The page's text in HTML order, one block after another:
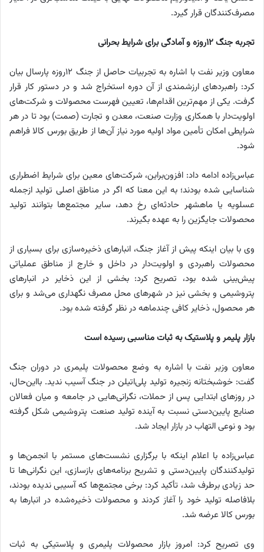
مصرف‌کنندگان قرار گیرد.
تجربه جنگ ۱۲روزه و آمادگی برای شرایط بحرانی
معاون وزیر نفت با اشاره به تجربیات حاصل از جنگ ۱۲روزه پارسال بیان
کرد: راهبردهای ارزشمندی از آن دوره استخراج شد و در دستور کار قرار
گرفت. یکی از مهم‌ترین اقدام‌ها، تعیین فهرست محصولات و شرکت‌های
اولویت‌دار با همکاری وزارت صنعت، معدن و تجارت (صمت) بود تا در هر
شرایطی امکان تأمین مواد اولیه مورد نیاز آن‌ها از طریق بورس کالا فراهم
شود.
عباس‌زاده ادامه داد: افزون‌براین، شرکت‌های معین برای شرایط اضطراری
شناسایی شده بودند؛ به این معنا که اگر در مناطق اصلی تولید ازجمله
عسلویه یا ماهشهر حادثه‌ای رخ دهد، سایر مجتمع‌ها بتوانند تولید
محصولات جایگزین را به عهده بگیرند.
وی با بیان اینکه پیش از آغاز جنگ، انبارهای ذخیره‌سازی برای بسیاری از
محصولات راهبردی و اولویت‌دار در داخل و خارج از مناطق عملیاتی
پیش‌بینی شده بود، تصریح کرد: بخشی از این ذخایر در انبارهای
پتروشیمی و بخشی نیز در شهرهای محل مصرف نگهداری می‌شد و برای
هر محصول، ذخایر کافی چندماهه در نظر گرفته شده بود.
بازار پلیمر و پلاستیک به ثبات مناسبی رسیده است
معاون وزیر نفت با اشاره به وضع محصولات پلیمری در دوران جنگ
گفت: خوشبختانه زنجیره تولید پلی‌اتیلن در جنگ آسیب ندید. بااین‌حال،
در روزهای ابتدایی پس از حملات، نگرانی‌هایی در جامعه و میان فعالان
صنایع پایین‌دستی نسبت به آینده تولید صنعت پتروشیمی شکل گرفته
بود و نوعی التهاب در بازار ایجاد شد.
عباس‌زاده با اعلام اینکه با برگزاری نشست‌های مستمر با انجمن‌ها و
تولیدکنندگان پایین‌دستی و تشریح برنامه‌های بازسازی، این نگرانی‌ها تا
حد زیادی برطرف شد، تأکید کرد: برخی مجتمع‌ها که آسیبی ندیده بودند،
بلافاصله تولید خود را آغاز کردند و محصولات ذخیره‌شده در انبارها به
بورس کالا عرضه شد.
وی تصریح کرد: امروز بازار محصولات پلیمری و پلاستیکی به ثبات